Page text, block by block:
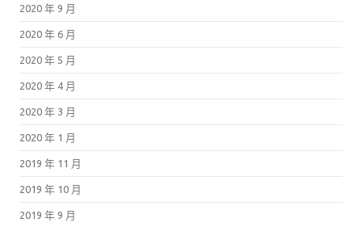
2020 年 9 月
2020 年 6 月
2020 年 5 月
2020 年 4 月
2020 年 3 月
2020 年 1 月
2019 年 11 月
2019 年 10 月
2019 年 9 月